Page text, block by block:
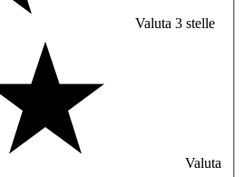
Valuta 3 stelle
Valuta